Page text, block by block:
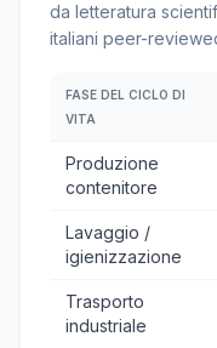
da letteratura
italiani peer-
FASE DEL CICLO DI
VITA
Produzione
contenitore
Lavaggio /
igienizzazione
Trasporto
industriale